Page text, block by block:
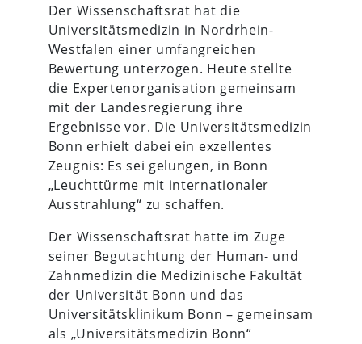
Der Wissenschaftsrat hat die
Universitätsmedizin in Nordrhein-
Westfalen einer umfangreichen
Bewertung unterzogen. Heute stellte
die Expertenorganisation gemeinsam
mit der Landesregierung ihre
Ergebnisse vor. Die Universitätsmedizin
Bonn erhielt dabei ein exzellentes
Zeugnis: Es sei gelungen, in Bonn
„Leuchttürme mit internationaler
Ausstrahlung“ zu schaffen.
Der Wissenschaftsrat hatte im Zuge
seiner Begutachtung der Human- und
Zahnmedizin die Medizinische Fakultät
der Universität Bonn und das
Universitätsklinikum Bonn – gemeinsam
als „Universitätsmedizin Bonn“